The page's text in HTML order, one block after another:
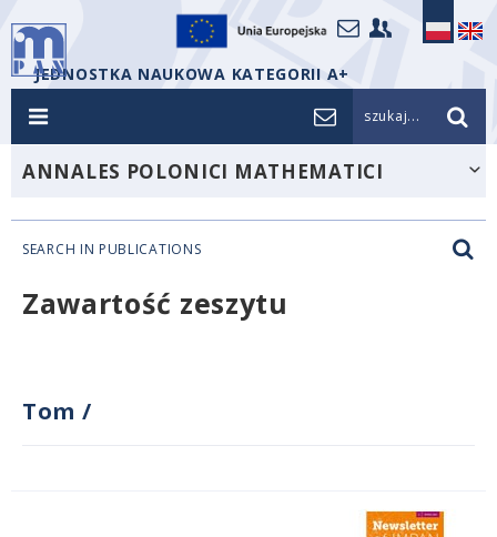
JEDNOSTKA NAUKOWA KATEGORII A+
szukaj...
ANNALES POLONICI MATHEMATICI
SEARCH IN PUBLICATIONS
Zawartość zeszytu
Tom /